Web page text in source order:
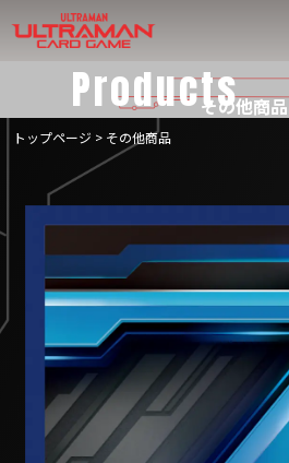
Productsその他商品
トップページ > その他商品